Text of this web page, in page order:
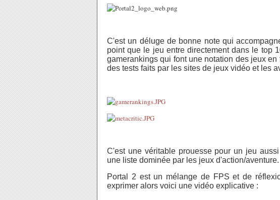
C'est un déluge de bonne note qui
point que le jeu entre directement dans le top
gamerankings qui font une notation des jeux
des tests faits par les sites de jeux vidéo et les
C'est une véritable prouesse pour un jeu
une liste dominée par les jeux d'action/aventure.
Portal 2 est un mélange de FPS et de
exprimer alors voici une vidéo explicative :